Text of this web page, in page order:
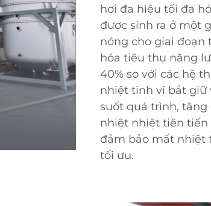
hơi đa hiệu tối đa
được sinh ra ở một
nóng cho giai đoạn
hóa tiêu thụ năng
40% so với các hệ
nhiệt tinh vi bắt giữ
suốt quá trình,
nhiệt nhiệt tiên tiến
đảm bảo mất nhiệt
tối ưu.